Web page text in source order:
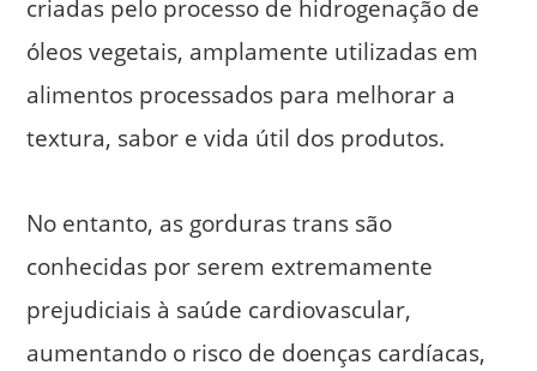
criadas pelo processo de hidrogenação de
óleos vegetais, amplamente utilizadas em
alimentos processados para melhorar a
textura, sabor e vida útil dos produtos.
No entanto, as gorduras trans são
conhecidas por serem extremamente
prejudiciais à saúde cardiovascular,
aumentando o risco de doenças cardíacas,